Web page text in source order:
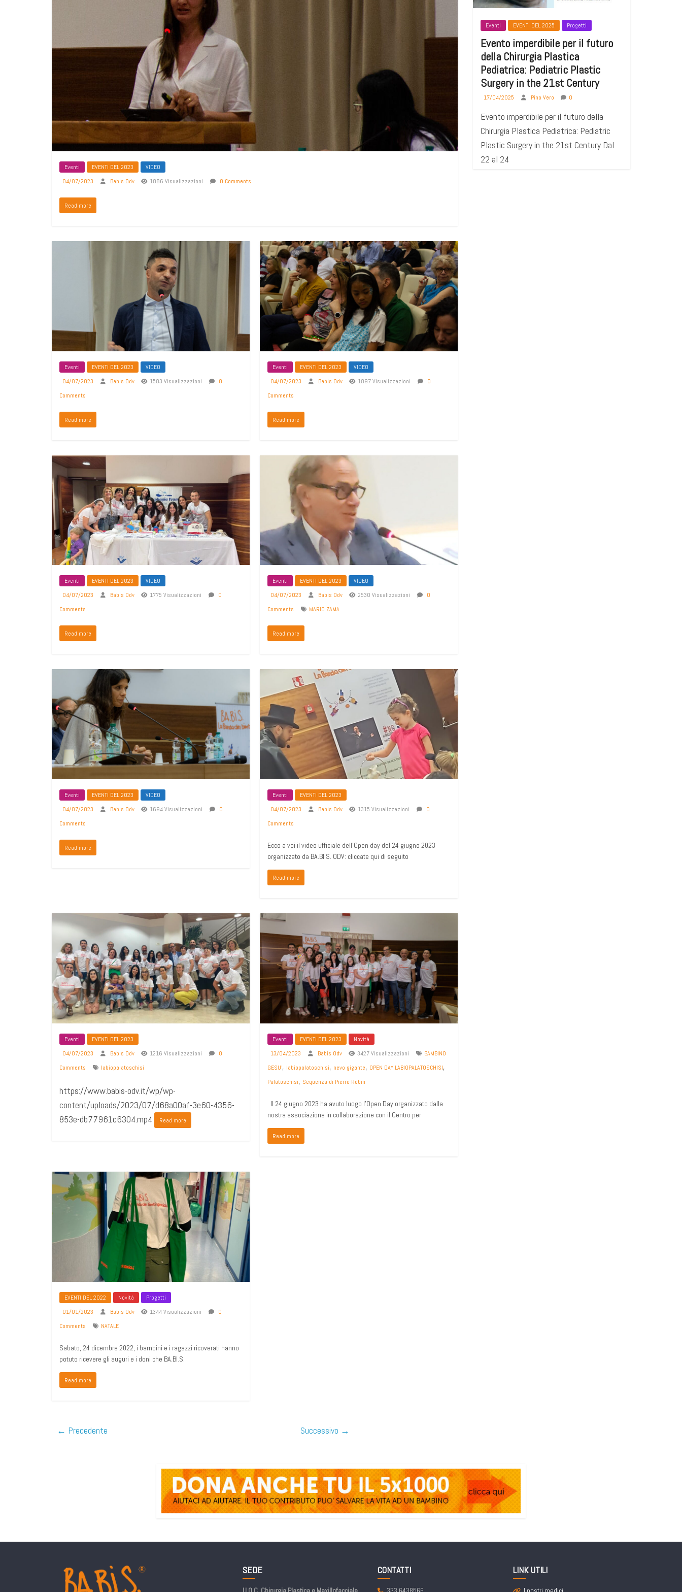
Eventi EVENTI DEL 2023
VIDEO
04/07/2023
Babis Odv 1886 Visualizzazioni 0 Comments
Read more
Eventi EVENTI DEL 2023
VIDEO
04/07/2023
Babis Odv 1583 Visualizzazioni
0
Comments
Read more
Eventi EVENTI DEL 2023
VIDEO
04/07/2023
Babis Odv 1897 Visualizzazioni
0
Comments
Read more
Eventi EVENTI DEL 2023
VIDEO
04/07/2023
Babis Odv 1775 Visualizzazioni
0
Comments
Read more
Eventi EVENTI DEL 2023
VIDEO
04/07/2023
Babis Odv 2530 Visualizzazioni
0
Comments
MARIO ZAMA
Read more
Eventi EVENTI DEL 2023
VIDEO
04/07/2023
Babis Odv 1694 Visualizzazioni
0
Comments
Read more
Eventi
EVENTI DEL 2023
04/07/2023
Babis Odv 1315 Visualizzazioni
0
Comments
Ecco a voi il video ufficiale dell’Open day del 24 giugno 2023
organizzato da BA.BI.S. ODV: cliccate qui di seguito
Read more
Eventi
EVENTI DEL 2023
04/07/2023
Babis Odv 1216 Visualizzazioni
0
Comments
labiopalatoschisi
https://www.babis-odv.it/wp/wp-
content/uploads/2023/07/d68a00af-3e60-4356-
853e-db77961c6304.mp4
Read more
Eventi EVENTI DEL 2023
Novità
13/04/2023
Babis Odv 3427 Visualizzazioni
BAMBINO
GESU', labiopalatoschisi, nevo gigante, OPEN DAY LABIOPALATOSCHISI,
Palatoschisi, Sequenza di Pierre Robin
Il 24 giugno 2023 ha avuto luogo l’Open Day organizzato dalla
nostra associazione in collaborazione con il Centro per
Read more
EVENTI DEL 2022 Novità
Progetti
01/01/2023
Babis Odv 1344 Visualizzazioni
0
Comments
NATALE
Sabato, 24 dicembre 2022, i bambini e i ragazzi ricoverati hanno
potuto ricevere gli auguri e i doni che BA.BI.S.
Read more
← Precedente Successivo →
Eventi EVENTI DEL 2025 Progetti
Evento imperdibile per il futuro
della Chirurgia Plastica
Pediatrica: Pediatric Plastic
Surgery in the 21st Century
17/04/2025 Pino Vero 0
Evento imperdibile per il futuro della
Chirurgia Plastica Pediatrica: Pediatric
Plastic Surgery in the 21st Century Dal
22 al 24
SEDE CONTATTI LINK UTILI